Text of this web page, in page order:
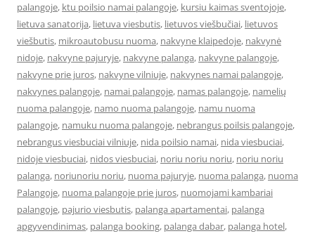
palangoje, ktu poilsio namai palangoje, kursiu kaimas sventojoje,
lietuva sanatorija, lietuva viesbutis, lietuvos viešbučiai, lietuvos
viešbutis, mikroautobusu nuoma, nakvyne klaipedoje, nakvynė
nidoje, nakvyne pajuryje, nakvyne palanga, nakvyne palangoje,
nakvyne prie juros, nakvyne vilniuje, nakvynes namai palangoje,
nakvynes palangoje, namai palangoje, namas palangoje, namelių
nuoma palangoje, namo nuoma palangoje, namu nuoma
palangoje, namuku nuoma palangoje, nebrangus poilsis palangoje,
nebrangus viesbuciai vilniuje, nida poilsio namai, nida viesbuciai,
nidoje viesbuciai, nidos viesbuciai, noriu noriu noriu, noriu noriu
palanga, noriunoriu noriu, nuoma pajuryje, nuoma palanga, nuoma
Palangoje, nuoma palangoje prie juros, nuomojami kambariai
palangoje, pajurio viesbutis, palanga apartamentai, palanga
apgyvendinimas, palanga booking, palanga dabar, palanga hotel,